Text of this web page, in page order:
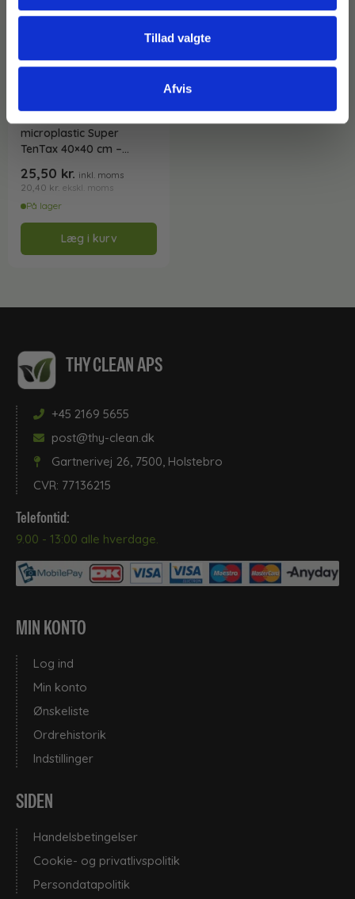
Tillad valgte
Afvis
microplastic Super
TenTax 40×40 cm –
25,50 kr. inkl. moms
20,40 kr. ekskl. moms
På lager
Læg i kurv
THY CLEAN APS
+45 2169 5655
post@thy-clean.dk
Gartnerivej 26, 7500, Holstebro
CVR: 77136215
Telefontid:
9.00 - 13:00 alle hverdage.
MIN KONTO
Log ind
Min konto
Ønskeliste
Ordrehistorik
Indstillinger
SIDEN
Handelsbetingelser
Cookie- og privatlivspolitik
Persondatapolitik